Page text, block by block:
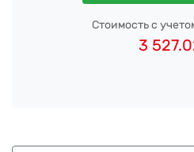
Стоимость с
3